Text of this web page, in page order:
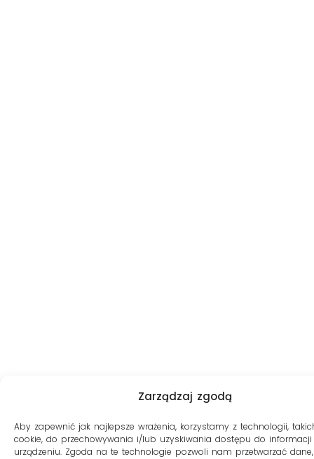
Zarządzaj zgodą
Aby zapewnić jak najlepsze wrażenia, korzystamy z technologii,
cookie, do przechowywania i/lub uzyskiwania dostępu do
urządzeniu. Zgoda na te technologie pozwoli nam przetwarzać